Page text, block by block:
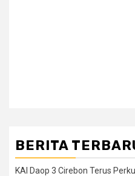
BERITA
KAI Daop 3 Cirebon Terus